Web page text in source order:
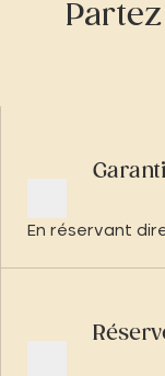
En réservant